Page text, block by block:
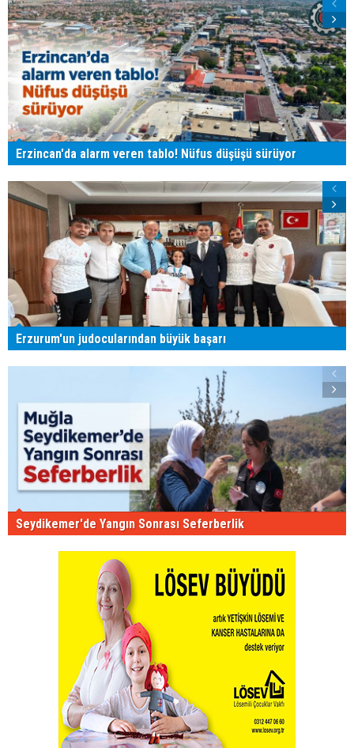
Erzincan'da alarm veren tablo! Nüfus düşüşü sürüyor
Erzurum'un judocularından büyük başarı
Seydikemer'de Yangın Sonrası Seferberlik